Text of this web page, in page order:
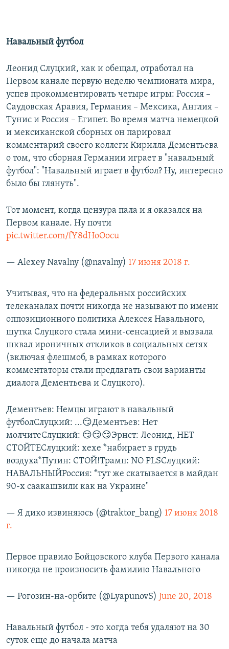
Навальный футбол
Леонид Слуцкий, как и обещал, отработал на
Первом канале первую неделю чемпионата мира,
успев прокомментировать четыре игры: Россия –
Саудовская Аравия, Германия – Мексика, Англия –
Тунис и Россия – Египет. Во время матча немецкой
и мексиканской сборных он парировал
комментарий своего коллеги Кирилла Дементьева
о том, что сборная Германии играет в "навальный
футбол": "Навальный играет в футбол? Ну, интересно
было бы глянуть".
Тот момент, когда цензура пала и я оказался на
Первом канале. Ну почти
pic.twitter.com/fY8dHoOocu
— Alexey Navalny (@navalny) 17 июня 2018 г.
Учитывая, что на федеральных российских
телеканалах почти никогда не называют по имени
оппозиционного политика Алексея Навального,
шутка Слуцкого стала мини-сенсацией и вызвала
шквал ироничных откликов в социальных сетях
(включая флешмоб, в рамках которого
комментаторы стали предлагать свои варианты
диалога Дементьева и Слуцкого).
Дементьев: Немцы играют в навальный
футболСлуцкий: ...😏Дементьев: Нет
молчитеСлуцкий: 😏😏😏Эрнст: Леонид, НЕТ
СТОЙТЕСлуцкий: хехе *набирает в грудь
воздуха*Путин: СТОЙ!Трамп: NO PLSСлуцкий:
НАВАЛЬНЫЙРоссия: *тут же скатывается в майдан
90-х саакашвили как на Украине"
— Я дико извиняюсь (@traktor_bang) 17 июня 2018
г.
Первое правило Бойцовского клуба Первого канала
никогда не произносить фамилию Навального
— Рогозин-на-орбите (@LyapunovS) June 20, 2018
Навальный футбол - это когда тебя удаляют на 30
суток еще до начала матча